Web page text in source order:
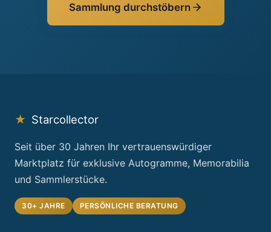
Sammlung durchstöbern
★ Starcollector
Seit über 30 Jahren Ihr vertrauenswürdiger
Marktplatz für exklusive Autogramme, Memorabilia
und Sammlerstücke.
30+ JAHRE PERSÖNLICHE BERATUNG